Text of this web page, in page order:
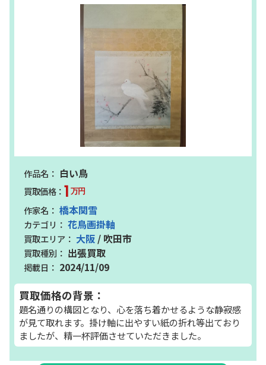
白い鳥
1 万円
橋本関雪
花鳥画掛軸
大阪 / 吹田市
出張買取
2024/11/09
買取価格の背景：
題名通りの構図となり、心を落ち着かせるような静寂感
が見て取れます。掛け軸に出やすい紙の折れ等出ており
ましたが、精一杯評価させていただきました。